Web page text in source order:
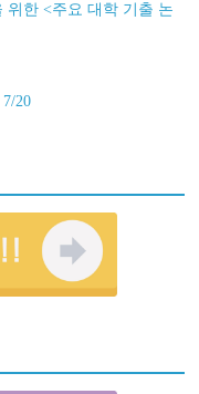
위한 <주요 대학 기출 논
20